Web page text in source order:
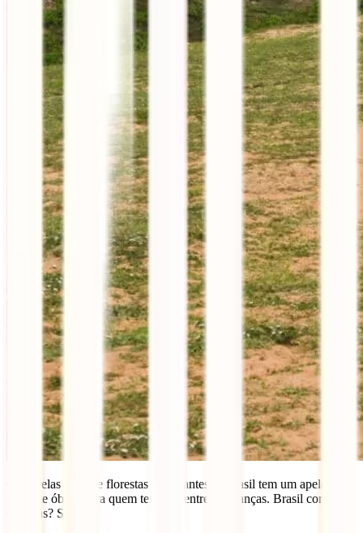
Com belas praias e florestas verdejantes, o Brasil tem um apelo
bastante óbvio para quem tem que entreter crianças. Brasil com
crianças? SIM!